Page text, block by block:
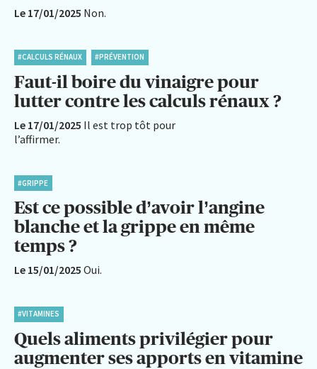
Le 17/01/2025 Non.
#CALCULS RÉNAUX #PRÉVENTION
Faut-il boire du vinaigre pour
lutter contre les calculs rénaux ?
Le 17/01/2025 Il est trop tôt pour
l’affirmer.
#GRIPPE
Est ce possible d’avoir l’angine
blanche et la grippe en même
temps ?
Le 15/01/2025 Oui.
#VITAMINES
Quels aliments privilégier pour
augmenter ses apports en vitamine